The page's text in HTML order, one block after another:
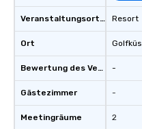
Veranstaltungsortstyp
Ort
Bewertung des Veranstaltungsortes
Gästezimmer
Meetingräume
Resort
-
-
2